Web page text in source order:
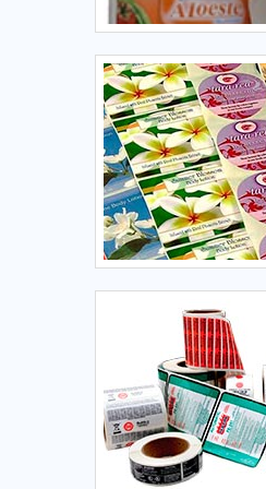
qualidade, eficiência e total
contato com o atendimento
conheça mais!